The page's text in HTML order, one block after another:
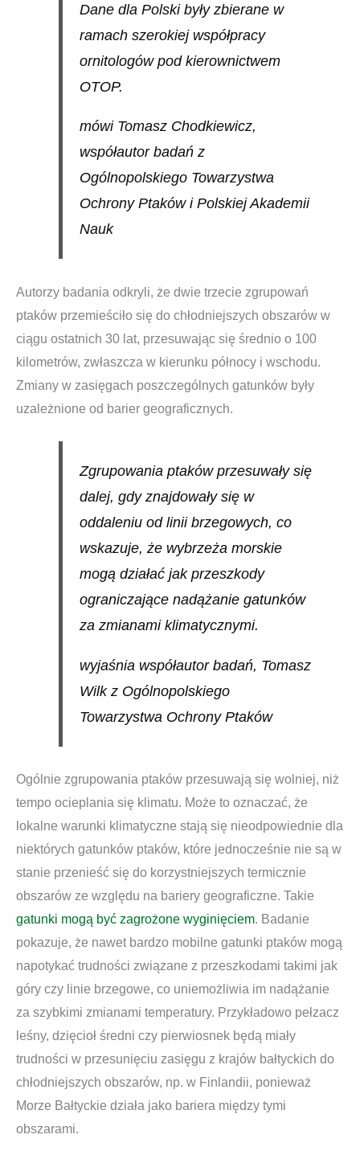
Dane dla Polski były zbierane w
ramach szerokiej współpracy
ornitologów pod kierownictwem
OTOP.
mówi Tomasz Chodkiewicz,
współautor badań z
Ogólnopolskiego Towarzystwa
Ochrony Ptaków i Polskiej Akademii
Nauk
Autorzy badania odkryli, że dwie trzecie zgrupowań
ptaków przemieściło się do chłodniejszych obszarów w
ciągu ostatnich 30 lat, przesuwając się średnio o 100
kilometrów, zwłaszcza w kierunku północy i wschodu.
Zmiany w zasięgach poszczególnych gatunków były
uzależnione od barier geograficznych.
Zgrupowania ptaków przesuwały się
dalej, gdy znajdowały się w
oddaleniu od linii brzegowych, co
wskazuje, że wybrzeża morskie
mogą działać jak przeszkody
ograniczające nadążanie gatunków
za zmianami klimatycznymi.
wyjaśnia współautor badań, Tomasz
Wilk z Ogólnopolskiego
Towarzystwa Ochrony Ptaków
Ogólnie zgrupowania ptaków przesuwają się wolniej, niż
tempo ocieplania się klimatu. Może to oznaczać, że
lokalne warunki klimatyczne stają się nieodpowiednie dla
niektórych gatunków ptaków, które jednocześnie nie są w
stanie przenieść się do korzystniejszych termicznie
obszarów ze względu na bariery geograficzne. Takie
gatunki mogą być zagrożone wyginięciem. Badanie
pokazuje, że nawet bardzo mobilne gatunki ptaków mogą
napotykać trudności związane z przeszkodami takimi jak
góry czy linie brzegowe, co uniemożliwia im nadążanie
za szybkimi zmianami temperatury. Przykładowo pełzacz
leśny, dzięcioł średni czy pierwiosnek będą miały
trudności w przesunięciu zasięgu z krajów bałtyckich do
chłodniejszych obszarów, np. w Finlandii, ponieważ
Morze Bałtyckie działa jako bariera między tymi
obszarami.